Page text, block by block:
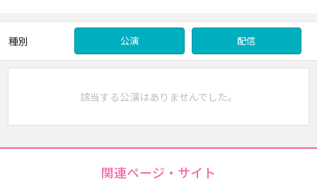
種別 公演 配信
該当する公演はありませんでした。
関連ページ・サイト